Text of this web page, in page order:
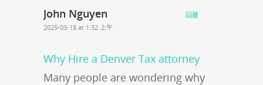
John Nguyen
2025-03-18 at 1:32 上午
Why Hire a Denver Tax attorney
Many people are wondering why
回覆